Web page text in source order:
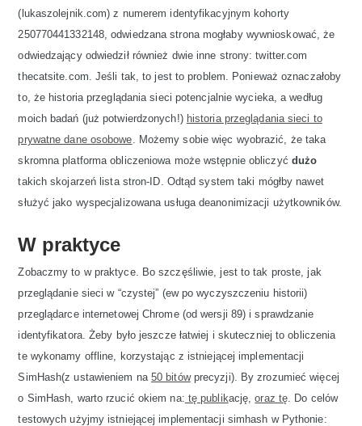
(lukaszolejnik.com) z numerem identyfikacyjnym kohorty
250770441332148, odwiedzana strona mogłaby wywnioskować, że
odwiedzający odwiedził również dwie inne strony: twitter.com
thecatsite.com. Jeśli tak, to jest to problem. Ponieważ oznaczałoby
to, że historia przeglądania sieci potencjalnie wycieka, a według
moich badań (już potwierdzonych!) historia przeglądania sieci to
prywatne dane osobowe. Możemy sobie więc wyobrazić, że taka
skromna platforma obliczeniowa może wstępnie obliczyć dużo
takich skojarzeń lista stron-ID. Odtąd system taki mógłby nawet
służyć jako wyspecjalizowana usługa deanonimizacji użytkowników.
W praktyce
Zobaczmy to w praktyce. Bo szczęśliwie, jest to tak proste, jak
przeglądanie sieci w “czystej” (ew po wyczyszczeniu historii)
przeglądarce internetowej Chrome (od wersji 89) i sprawdzanie
identyfikatora. Żeby było jeszcze łatwiej i skuteczniej to obliczenia
te wykonamy offline, korzystając z istniejącej implementacji
SimHash(z ustawieniem na 50 bitówprecyzji). By zrozumieć więcej
o SimHash, warto rzucić okiem na: tę publikację,oraz tę . Do celów
testowych użyjmy istniejącej implementacji simhash w Pythonie: